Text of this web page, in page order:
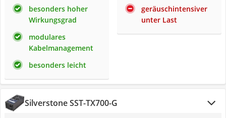
besonders hoher
Wirkungsgrad
modulares
Kabelmanagement
besonders leicht
geräuschintensiver
unter Last
Silverstone SST-TX700-G